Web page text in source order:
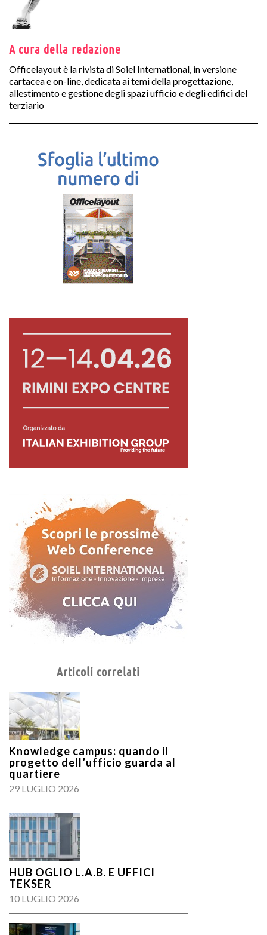
A cura della redazione
Officelayout è la rivista di Soiel International, in versione
cartacea e on-line, dedicata ai temi della progettazione,
allestimento e gestione degli spazi ufficio e degli edifici del
terziario
Articoli correlati
Knowledge campus: quando il
progetto dell’ufficio guarda al
quartiere
29 LUGLIO 2026
HUB OGLIO L.A.B. E UFFICI
TEKSER
10 LUGLIO 2026